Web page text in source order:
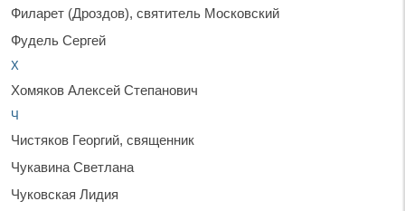
Филарет (Дроздов), святитель Московский
Фудель Сергей
Х
Хомяков Алексей Степанович
Ч
Чистяков Георгий, священник
Чукавина Светлана
Чуковская Лидия